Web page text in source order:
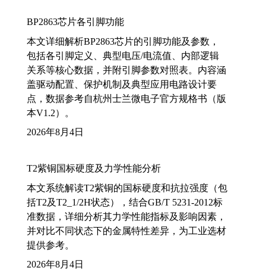
BP2863芯片各引脚功能
本文详细解析BP2863芯片的引脚功能及参数，
包括各引脚定义、典型电压/电流值、内部逻辑
关系等核心数据，并附引脚参数对照表。内容涵
盖驱动配置、保护机制及典型应用电路设计要
点，数据参考自杭州士兰微电子官方规格书（版
本V1.2）。
2026年8月4日
T2紫铜国标硬度及力学性能分析
本文系统解读T2紫铜的国标硬度和抗拉强度（包
括T2及T2_1/2H状态），结合GB/T 5231-2012标
准数据，详细分析其力学性能指标及影响因素，
并对比不同状态下的金属特性差异，为工业选材
提供参考。
2026年8月4日